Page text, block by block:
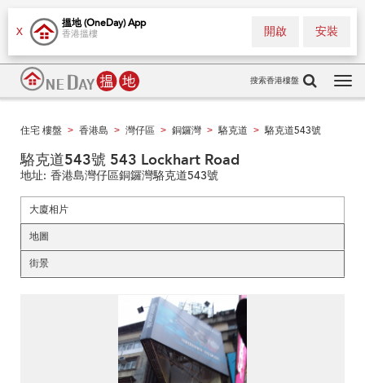
X
搵地 (OneDay) App
香港搵樓 安裝
開啟
搜索香港樓盤
住宅 樓盤 > 香港島 > 灣仔區 > 銅鑼灣 > 駱克道 > 駱克道543號
駱克道543號 543 Lockhart Road
地址: 香港島灣仔區銅鑼灣駱克道543號
大廈相片
地圖
街景